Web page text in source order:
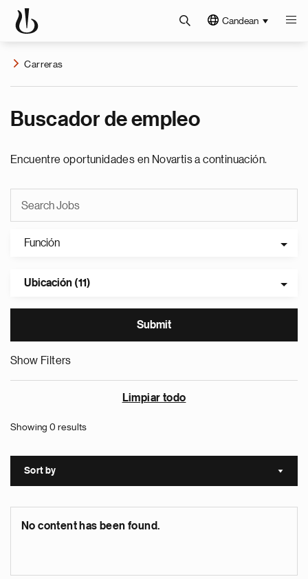
Candean
Carreras
Buscador de empleo
Encuentre oportunidades en Novartis a continuación.
Función
Ubicación (11)
Show Filters
Limpiar todo
Showing 0 results
Sort by Sort
No content has been found.